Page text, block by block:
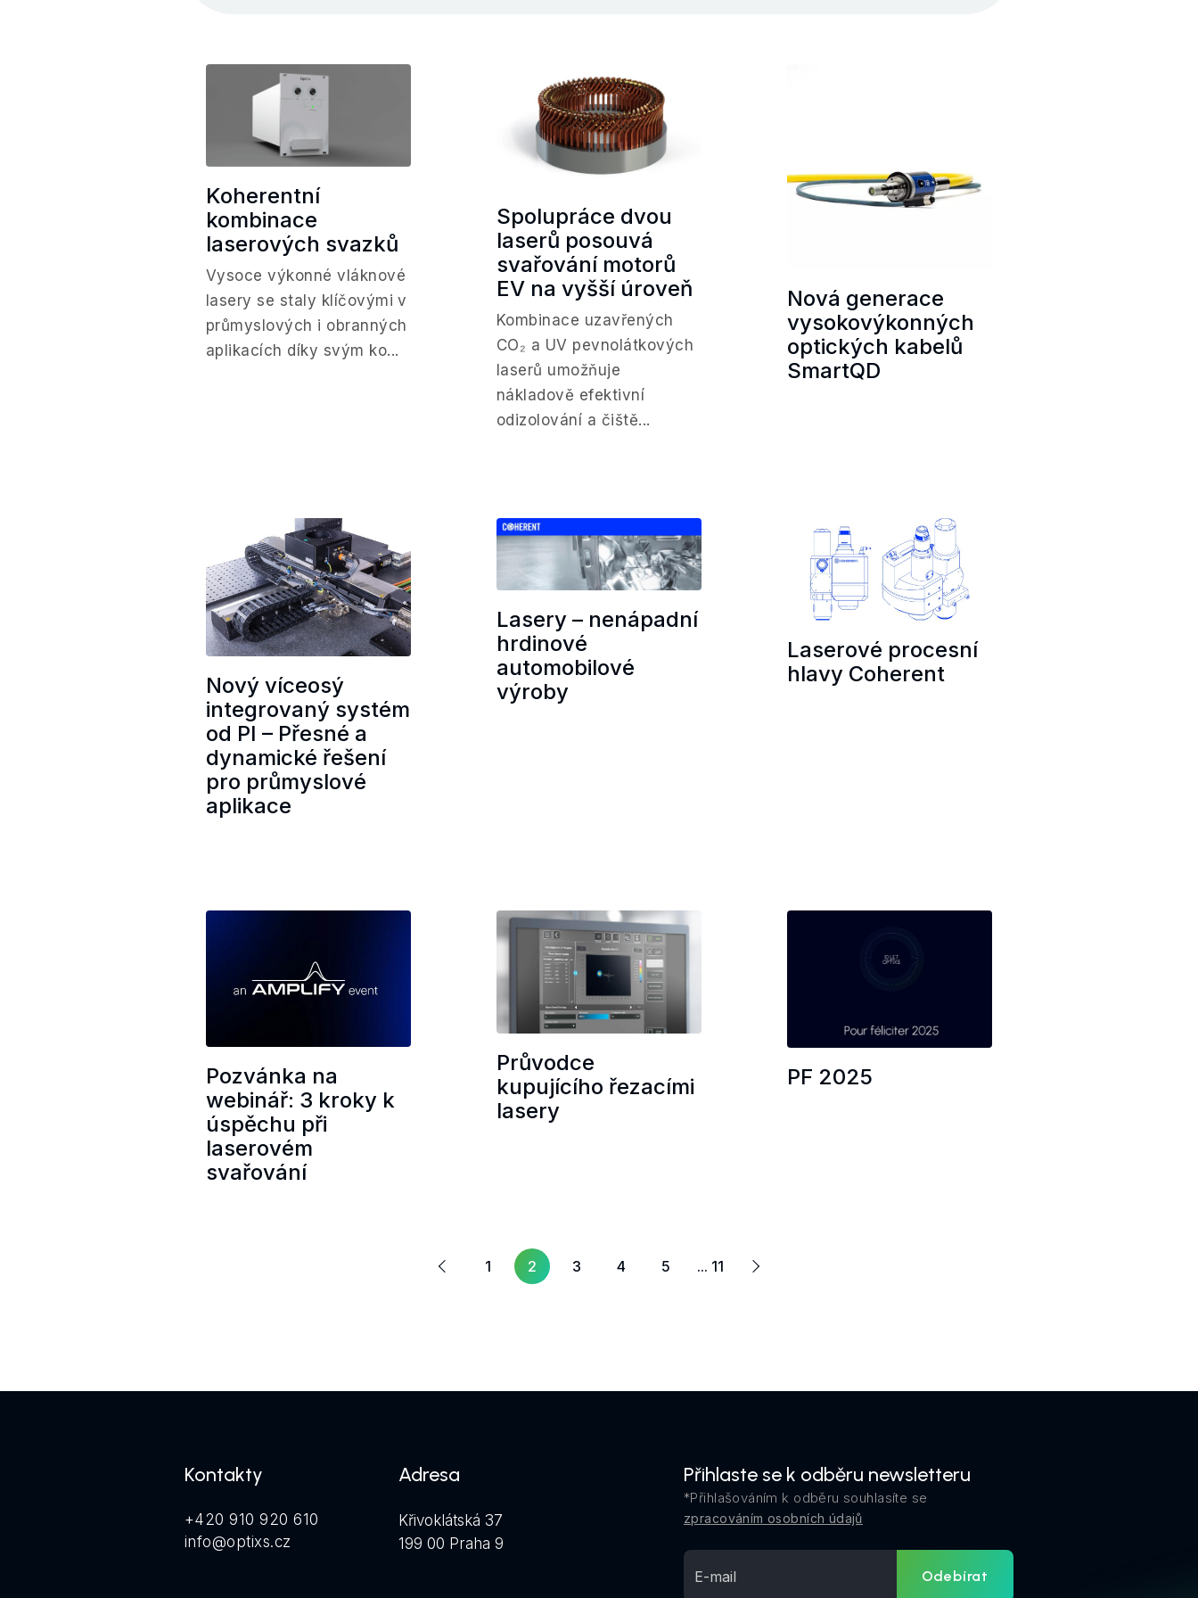
Koherentní
kombinace
laserových svazků
Vysoce výkonné vláknové
lasery se staly klíčovými v
průmyslových i obranných
aplikacích díky svým ko...
Spolupráce dvou
laserů posouvá
svařování motorů
EV na vyšší úroveň
Kombinace uzavřených
CO₂ a UV pevnolátkových
laserů umožňuje
nákladově efektivní
odizolování a čiště...
Nová generace
vysokovýkonných
optických kabelů
SmartQD
Nový víceosý
integrovaný systém
od PI – Přesné a
dynamické řešení
pro průmyslové
aplikace
Lasery – nenápadní
hrdinové
automobilové
výroby
Laserové procesní
hlavy Coherent
Pozvánka na
webinář: 3 kroky k
úspěchu při
laserovém
svařování
Průvodce
kupujícího řezacími
lasery
PF 2025
Předchozí 1 2 3 4 5 ... 11
Další
Kontakty
+420 910 920 610
info@optixs.cz
Adresa
Křivoklátská 37
199 00 Praha 9
Přihlaste se k odběru newsletteru
*Přihlašováním k odběru souhlasíte se
zpracováním osobních údajů
Odebírat